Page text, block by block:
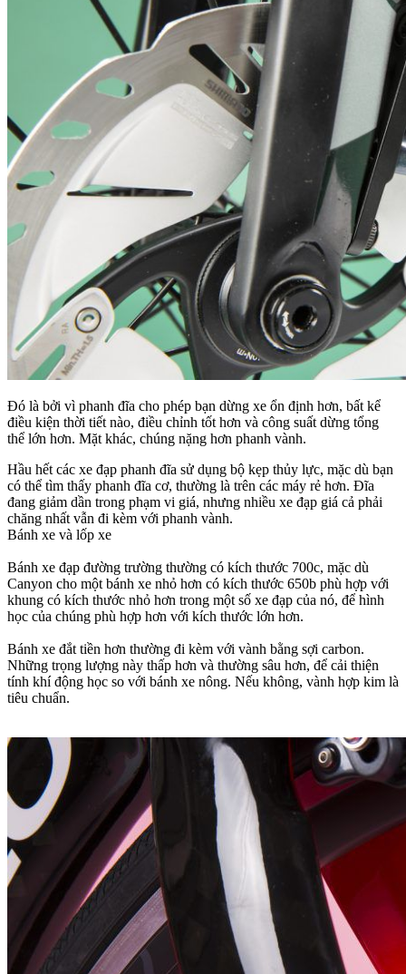
Đó là bởi vì phanh đĩa cho phép bạn dừng xe ổn định hơn, bất kể
điều kiện thời tiết nào, điều chỉnh tốt hơn và công suất dừng tổng
thể lớn hơn. Mặt khác, chúng nặng hơn phanh vành.
Hầu hết các xe đạp phanh đĩa sử dụng bộ kẹp thủy lực, mặc dù bạn
có thể tìm thấy phanh đĩa cơ, thường là trên các máy rẻ hơn. Đĩa
đang giảm dần trong phạm vi giá, nhưng nhiều xe đạp giá cả phải
chăng nhất vẫn đi kèm với phanh vành.
Bánh xe và lốp xe
Bánh xe đạp đường trường thường có kích thước 700c, mặc dù
Canyon cho một bánh xe nhỏ hơn có kích thước 650b phù hợp với
khung có kích thước nhỏ hơn trong một số xe đạp của nó, để hình
học của chúng phù hợp hơn với kích thước lớn hơn.
Bánh xe đắt tiền hơn thường đi kèm với vành bằng sợi carbon.
Những trọng lượng này thấp hơn và thường sâu hơn, để cải thiện
tính khí động học so với bánh xe nông. Nếu không, vành hợp kim là
tiêu chuẩn.